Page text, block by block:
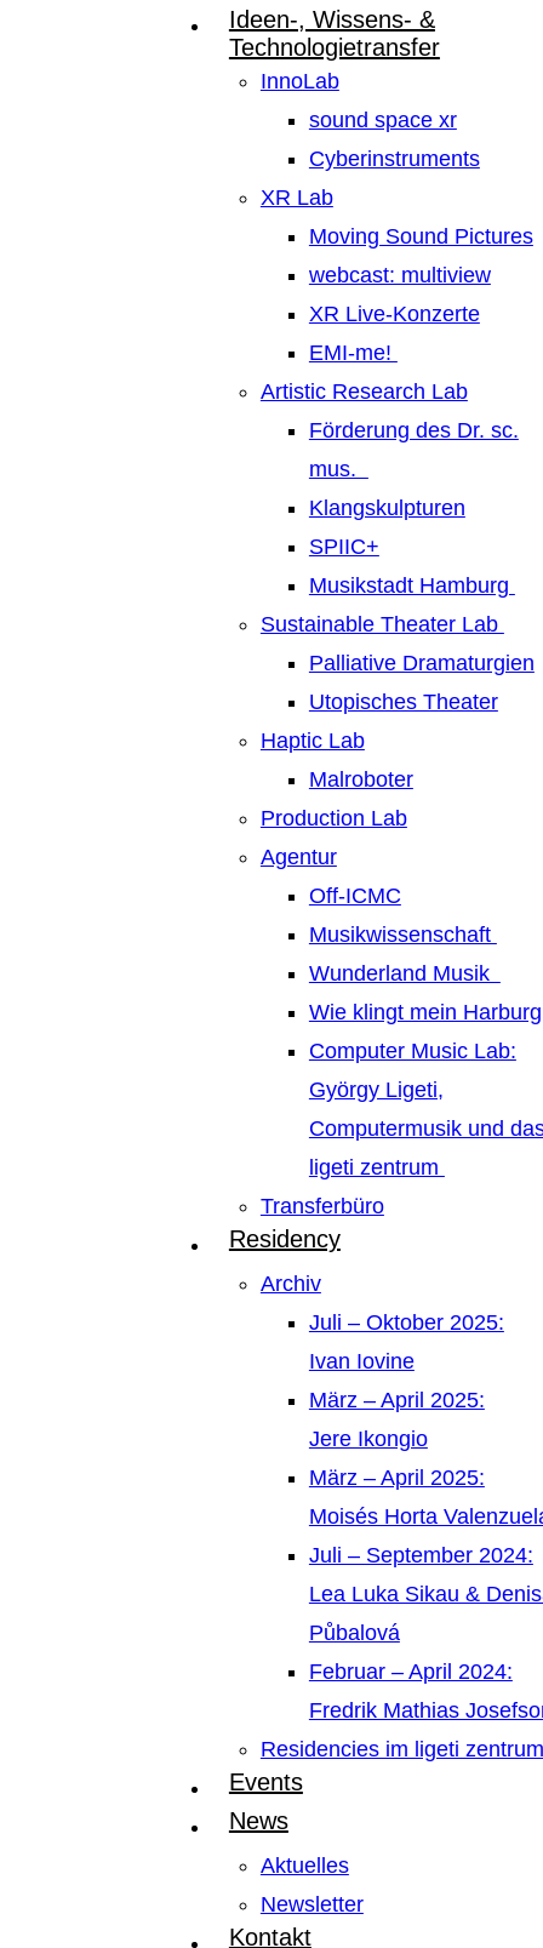
Ideen-, Wissens- &
Technologietransfer
InnoLab
sound space xr
Cyberinstruments
XR Lab
Moving Sound Pictures
webcast: multiview
XR Live-Konzerte
EMI-me!
Artistic Research Lab
Förderung des Dr. sc.
mus.
Klangskulpturen
SPIIC+
Musikstadt Hamburg
Sustainable Theater Lab
Palliative Dramaturgien
Utopisches Theater
Haptic Lab
Malroboter
Production Lab
Agentur
Off-ICMC
Musikwissenschaft
Wunderland Musik
Wie klingt mein Harburg
Computer Music Lab:
György Ligeti,
Computermusik und
ligeti zentrum
Transferbüro
Residency
Archiv
Juli – Oktober 2025:
Ivan Iovine
März – April 2025:
Jere Ikongio
März – April 2025:
Moisés Horta
Juli – September 2024:
Lea Luka Sikau &
Půbalová
Februar – April 2024:
Fredrik Mathias
Residencies im ligeti zentrum
Events
News
Aktuelles
Newsletter
Kontakt